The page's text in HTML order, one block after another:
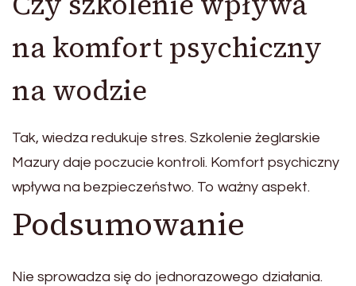
na komfort psychiczny
na wodzie
Tak, wiedza redukuje stres. Szkolenie żeglarskie
Mazury daje poczucie kontroli. Komfort psychiczny
wpływa na bezpieczeństwo. To ważny aspekt.
Podsumowanie
Nie sprowadza się do jednorazowego działania.